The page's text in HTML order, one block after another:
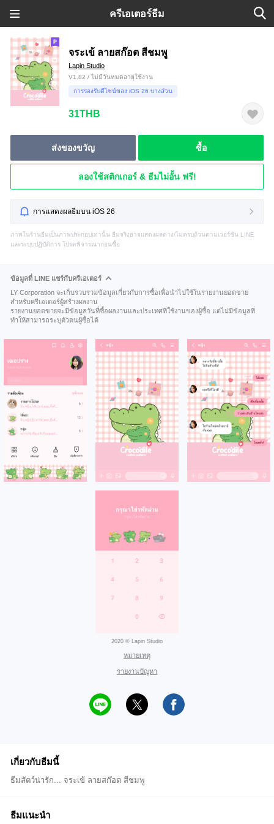
ครีเอเตอร์ธีม
จระเข้ ลายสก๊อต สีชมพู
Lapin Studio
V1.82 / ไม่มีวันหมดอายุใช้งาน
การรองรับดีไซน์ของ iOS 26 บางส่วน
31THB
ส่งของขวัญ ซื้อ
ลองใช้สติกเกอร์ & ธีมไม่อั้น ฟรี!
การแสดงผลธีมบน iOS 26
ภาพในร้านธีมเป็นภาพประกอบเท่านั้น ธีมจริงอาจแสดงผลต่าง/ไม่ครบถ้วนตามเวอร์ชัน LINE
และระบบปฏิบัติการ โปรดพิจารณาก่อนซื้อ
ข้อมูลที่ LINE แชร์กับครีเอเตอร์
LY Corporation จะเก็บรวบรวมข้อมูลเกี่ยวกับการซื้อเพื่อนำไปใช้ในรายงานยอดขาย
สำหรับครีเอเตอร์ผู้สร้างผลงาน
รายงานยอดขายจะมีข้อมูลวันที่ซื้อผลงานและประเทศที่ใช้งานของผู้ซื้อ แต่ไม่มีข้อมูลที่
ทำให้สามารถระบุตัวตนผู้ซื้อได้
2020 © Lapin Studio
หมายเหตุ
รายงานปัญหา
เกี่ยวกับธีมนี้
ธีมสัตว์น่ารัก... จระเข้ ลายสก๊อต สีชมพู
ธีมแนะนำ